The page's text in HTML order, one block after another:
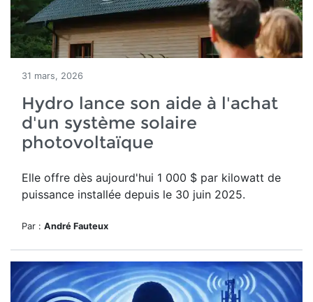
31 mars, 2026
Hydro lance son aide à l'achat
d'un système solaire
photovoltaïque
Elle offre dès aujourd'hui 1 000 $ par kilowatt de
puissance installée depuis le 30 juin 2025.
Par : André Fauteux